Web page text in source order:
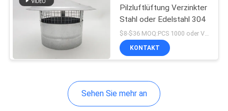
Aufgeteilte
22
Pilzluftlüftung Verzinkter
Stahl oder Edelstahl 304
KONTAKT
Sehen Sie mehr an